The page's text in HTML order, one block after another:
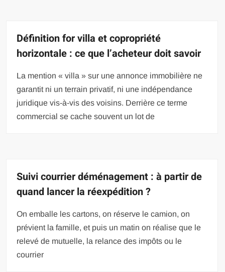
Définition for villa et copropriété
horizontale : ce que l’acheteur doit savoir
La mention « villa » sur une annonce immobilière ne
garantit ni un terrain privatif, ni une indépendance
juridique vis-à-vis des voisins. Derrière ce terme
commercial se cache souvent un lot de
Suivi courrier déménagement : à partir de
quand lancer la réexpédition ?
On emballe les cartons, on réserve le camion, on
prévient la famille, et puis un matin on réalise que le
relevé de mutuelle, la relance des impôts ou le
courrier